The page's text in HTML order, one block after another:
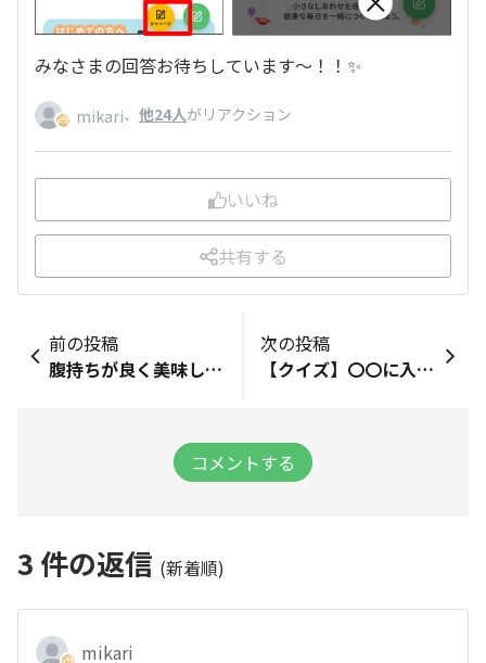
みなさまの回答お待ちしています～！！✨
mikari、 他24人がリアクション
いいね
共有する
前の投稿
腹持ちが良く美味しい！「むぎゅっとワッフル」開発の裏側
次の投稿
【クイズ】〇〇に入る言葉は？
コメントする
3 件の返信 (新着順)
mikari